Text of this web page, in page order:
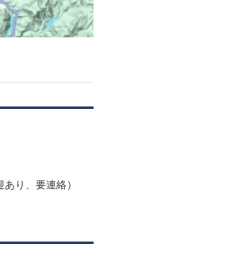
り、要連絡）